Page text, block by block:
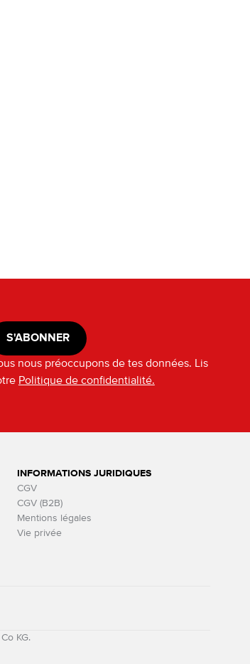
S'ABONNER
nous préoccupons de tes données. Lis
Politique de confidentialité.
INFORMATIONS JURIDIQUES
CGV
CGV (B2B)
Mentions légales
Vie privée
KG.